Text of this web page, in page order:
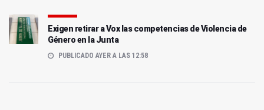
Exigen retirar a Vox las competencias de Violencia de
Género en la Junta
PUBLICADO AYER A LAS 12:58